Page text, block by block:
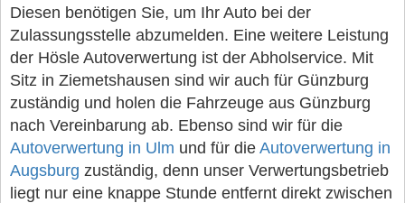
Diesen benötigen Sie, um Ihr Auto bei der
Zulassungsstelle abzumelden. Eine weitere Leistung
der Hösle Autoverwertung ist der Abholservice. Mit
Sitz in Ziemetshausen sind wir auch für Günzburg
zuständig und holen die Fahrzeuge aus Günzburg
nach Vereinbarung ab. Ebenso sind wir für die
Autoverwertung in Ulm und für die Autoverwertung in
Augsburg zuständig, denn unser Verwertungsbetrieb
liegt nur eine knappe Stunde entfernt direkt zwischen